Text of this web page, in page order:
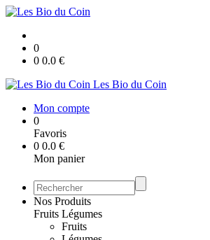
0
0 0.0 €
Les Bio du Coin
Mon compte
0
Favoris
0 0.0 €
Mon panier
Nos Produits
Fruits Légumes
Fruits